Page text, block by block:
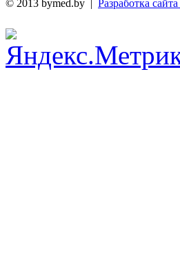
© 2013 bymed.by | Разработка сайта